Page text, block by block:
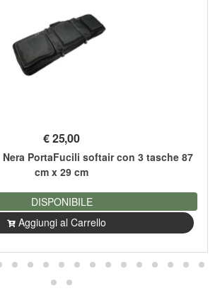
€25,00
PortaFucili softair con 3 tasche 87
cm x 29 cm
DISPONIBILE
Aggiungi al Carrello